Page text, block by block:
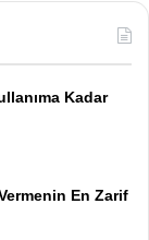
Kadar
En Zarif